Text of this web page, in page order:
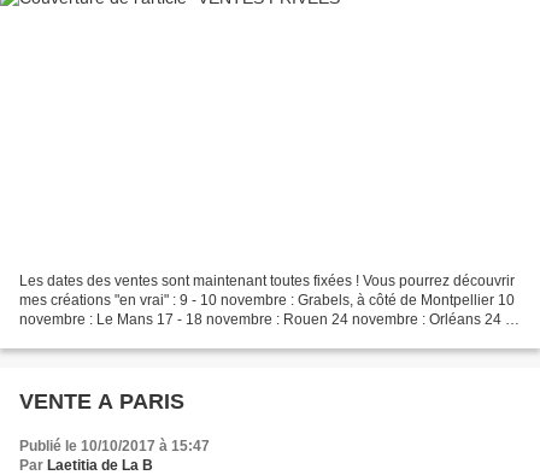
Les dates des ventes sont maintenant toutes fixées ! Vous pourrez découvrir
mes créations "en vrai" : 9 - 10 novembre : Grabels, à côté de Montpellier 10
novembre : Le Mans 17 - 18 novembre : Rouen 24 novembre : Orléans 24 -
VENTE A PARIS
Publié le 10/10/2017 à 15:47
Par Laetitia de La B